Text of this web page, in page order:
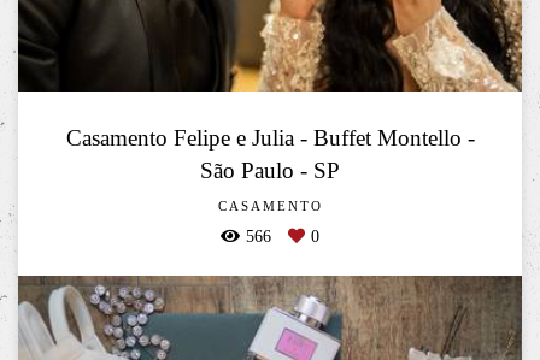
Casamento Felipe e Julia - Buffet Montello -
São Paulo - SP
CASAMENTO
566 0